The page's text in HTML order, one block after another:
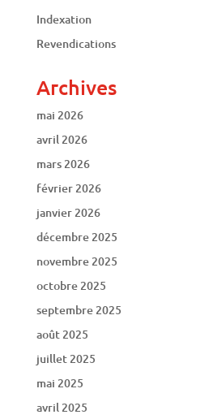
Indexation
Revendications
Archives
mai 2026
avril 2026
mars 2026
février 2026
janvier 2026
décembre 2025
novembre 2025
octobre 2025
septembre 2025
août 2025
juillet 2025
mai 2025
avril 2025